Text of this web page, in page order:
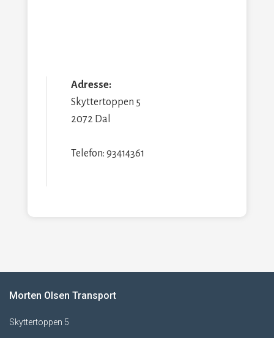
Adresse:
Skyttertoppen 5
2072 Dal
Telefon: 93414361
Morten Olsen Transport
Skyttertoppen 5